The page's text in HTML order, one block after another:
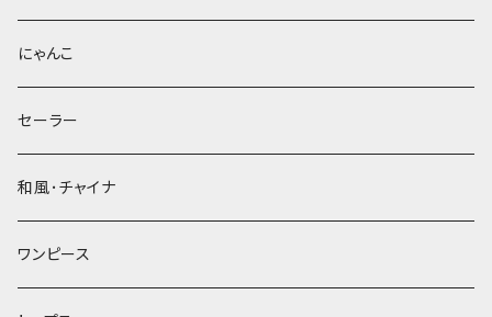
にゃんこ
セーラー
和風･チャイナ
ワンピース